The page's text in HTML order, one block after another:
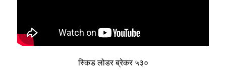
स्किड लोडर ब्रेकर ५३०